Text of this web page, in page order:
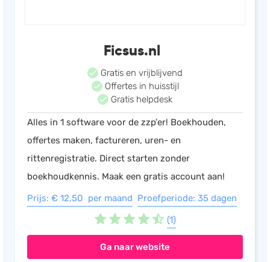
Ficsus.nl
Gratis en vrijblijvend
Offertes in huisstijl
Gratis helpdesk
Alles in 1 software voor de zzp'er! Boekhouden,
offertes maken, factureren, uren- en
rittenregistratie. Direct starten zonder
boekhoudkennis. Maak een gratis account aan!
Prijs: € 12,50 per maand Proefperiode: 35 dagen
(1)
Ga naar website